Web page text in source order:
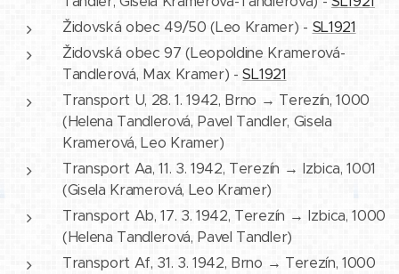
Židovská obec 49/50 (Leo Kramer) - SL1921
Židovská obec 97 (Leopoldine Kramerová-
Tandlerová, Max Kramer) -SL1921
Transport U, 28. 1. 1942, Brno → Terezín, 1000
(Helena Tandlerová, Pavel Tandler, Gisela
Kramerová, Leo Kramer)
Transport Aa, 11. 3. 1942, Terezín → Izbica, 1001
(Gisela Kramerová, Leo Kramer)
Transport Ab, 17. 3. 1942, Terezín → Izbica, 1000
(Helena Tandlerová, Pavel Tandler)
Transport Af, 31. 3. 1942, Brno → Terezín, 1000